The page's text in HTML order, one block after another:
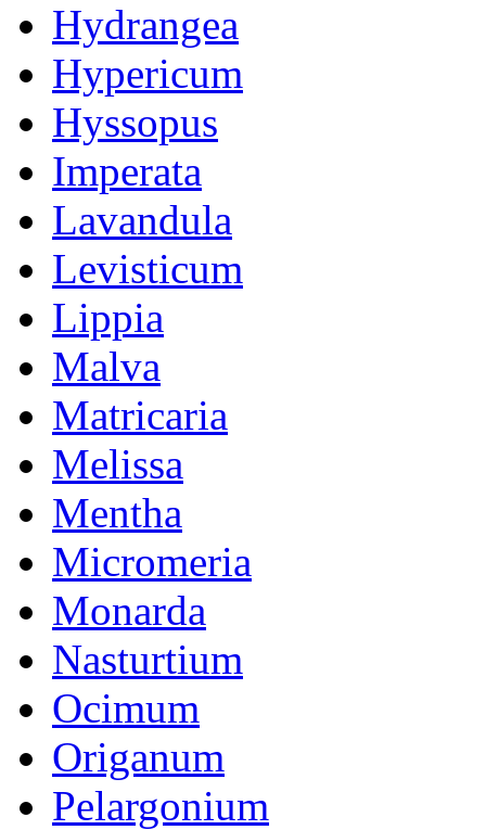
Hydrangea
Hypericum
Hyssopus
Imperata
Lavandula
Levisticum
Lippia
Malva
Matricaria
Melissa
Mentha
Micromeria
Monarda
Nasturtium
Ocimum
Origanum
Pelargonium